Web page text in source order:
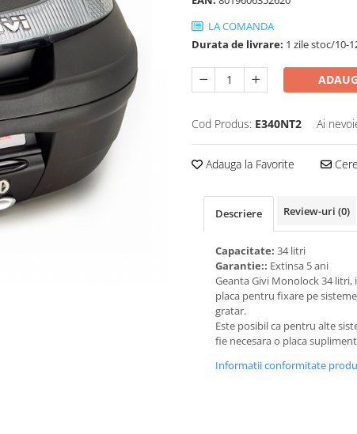
LA COMANDA
Durata de livrare: 1 zile stoc/10-
Cod Produs: E340NT2 Ai
Adauga la Favorite
Descriere Review-uri (0)
Capacitate: 34 litri
Garantie:: Extinsa 5 ani
Geanta Givi Monolock 34 litri,
placa pentru fixare pe
gratar.
Este posibil ca pentru alte
fie necesara o placa
Informatii conformitate